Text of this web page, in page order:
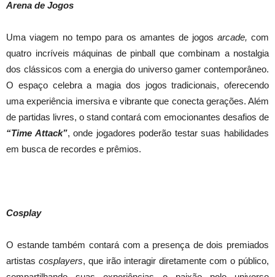
Arena de Jogos
Uma viagem no tempo para os amantes de jogos arcade, com
quatro incríveis máquinas de pinball que combinam a nostalgia
dos clássicos com a energia do universo gamer contemporâneo.
O espaço celebra a magia dos jogos tradicionais, oferecendo
uma experiência imersiva e vibrante que conecta gerações. Além
de partidas livres, o stand contará com emocionantes desafios de
“Time Attack”, onde jogadores poderão testar suas habilidades
em busca de recordes e prêmios.
Cosplay
O estande também contará com a presença de dois premiados
artistas cosplayers, que irão interagir diretamente com o público,